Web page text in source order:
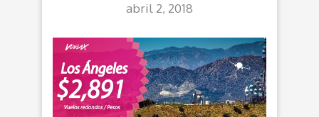
abril 2, 2018